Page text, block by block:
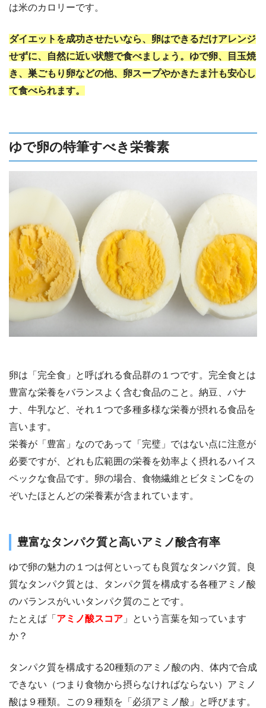
は米のカロリーです。
ダイエットを成功させたいなら、卵はできるだけアレンジ
せずに、自然に近い状態で食べましょう。ゆで卵、目玉焼
き、巣ごもり卵などの他、卵スープやかきたま汁も安心し
て食べられます。
ゆで卵の特筆すべき栄養素
卵は「完全食」と呼ばれる食品群の１つです。完全食とは
豊富な栄養をバランスよく含む食品のこと。納豆、バナ
ナ、牛乳など、それ１つで多種多様な栄養が摂れる食品を
言います。
栄養が「豊富」なのであって「完璧」ではない点に注意が
必要ですが、どれも広範囲の栄養を効率よく摂れるハイス
ペックな食品です。卵の場合、食物繊維とビタミンCをの
ぞいたほとんどの栄養素が含まれています。
豊富なタンパク質と高いアミノ酸含有率
ゆで卵の魅力の１つは何といっても良質なタンパク質。良
質なタンパク質とは、タンパク質を構成する各種アミノ酸
のバランスがいいタンパク質のことです。
たとえば「 アミノ酸スコア 」という言葉を知っています
か？
タンパク質を構成する20種類のアミノ酸の内、体内で合成
できない（つまり食物から摂らなければならない）アミノ
酸は９種類。この９種類を「必須アミノ酸」と呼びます。